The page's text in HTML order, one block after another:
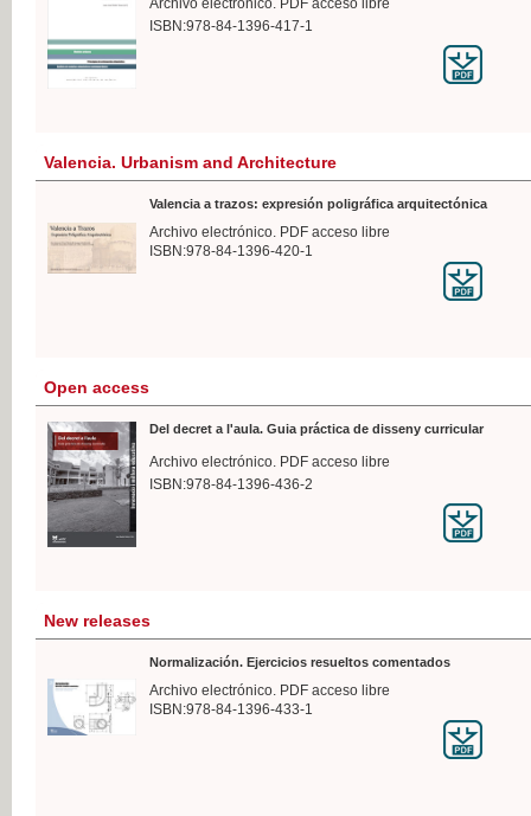
Archivo electrónico. PDF acceso libre
ISBN:978-84-1396-417-1
Valencia. Urbanism and Architecture
Valencia a trazos: expresión poligráfica arquitectónica
Archivo electrónico. PDF acceso libre
ISBN:978-84-1396-420-1
Open access
Del decret a l'aula. Guia práctica de disseny curricular
Archivo electrónico. PDF acceso libre
ISBN:978-84-1396-436-2
New releases
Normalización. Ejercicios resueltos comentados
Archivo electrónico. PDF acceso libre
ISBN:978-84-1396-433-1